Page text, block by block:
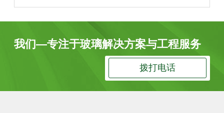
我们—专注于玻璃解决方案与工程服务
拨打电话